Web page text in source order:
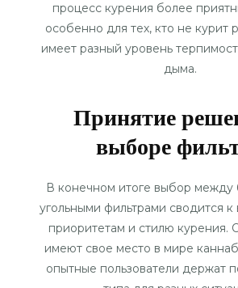
процесс курения более
особенно для тех, кто не курит
имеет разный уровень
дыма.
Принятие
выборе
В конечном итоге выбор
угольными фильтрами сводится
приоритетам и стилю курения.
имеют свое место в мире
опытные пользователи держат